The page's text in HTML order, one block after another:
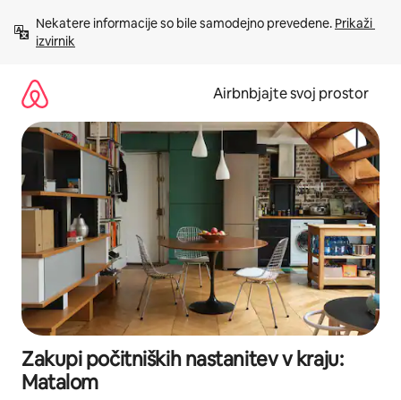
vsebino
Nekatere informacije so bile samodejno prevedene. Prikaži
izvirnik
Airbnbjajte svoj prostor
Zakupi počitniških nastanitev v kraju:
Matalom